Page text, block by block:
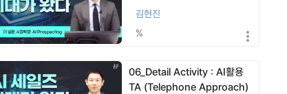
김현진
%
06_Detail Activity : AI활용
TA (Telephone Approach)